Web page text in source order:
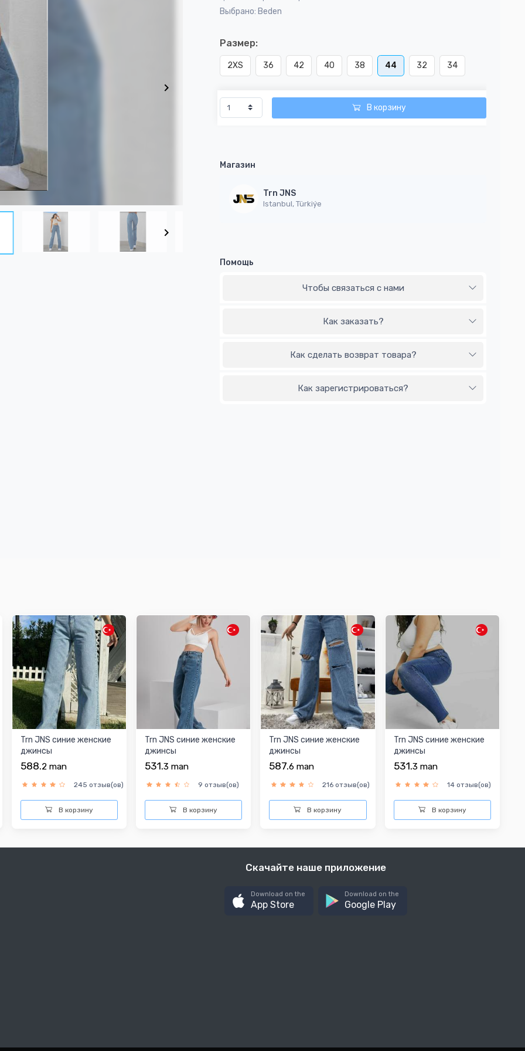
Выбрано: Beden
Размер:
2XS 36 42 40 38 44 32 34
В корзину
Магазин
Trn JNS
Istanbul, Türkiýe
Помощь
Чтобы связаться с нами
Как заказать?
Как сделать возврат товара?
Как зарегистрироваться?
Trn JNS синиe женскиe
джинсы
588.2 man
245 отзыв(ов)
В корзину
Trn JNS синиe женскиe
джинсы
531.3 man
9 отзыв(ов)
В корзину
Trn JNS синиe женскиe
джинсы
587.6 man
216 отзыв(ов)
В корзину
Trn JNS синиe женскиe
джинсы
531.3 man
14 отзыв(ов)
В корзину
Скачайте наше приложение
Download on the
App Store
Download on the
Google Play